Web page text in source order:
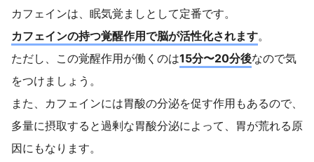
カフェインは、眠気覚ましとして定番です。
カフェインの持つ覚醒作用で脳が活性化されます。
ただし、この覚醒作用が働くのは15分〜20分後なので気
をつけましょう。
また、カフェインには胃酸の分泌を促す作用もあるので、
多量に摂取すると過剰な胃酸分泌によって、胃が荒れる原
因にもなります。